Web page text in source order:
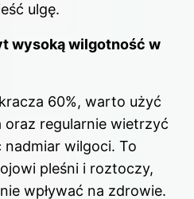
ulgę.
wysoką wilgotność w
60%, warto użyć
oraz regularnie wietrzyć
nadmiar wilgoci. To
pleśni i roztoczy,
wpływać na zdrowie.